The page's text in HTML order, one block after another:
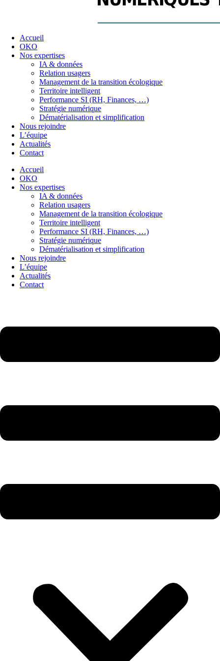
Accueil
OKO
Nos expertises
IA & données
Relation usagers
Management de la transition écologique
Territoire intelligent
Performance SI (RH, Finances, …)
Stratégie numérique
Dématérialisation et simplification
Nous rejoindre
L’équipe
Actualités
Contact
Accueil
OKO
Nos expertises
IA & données
Relation usagers
Management de la transition écologique
Territoire intelligent
Performance SI (RH, Finances, …)
Stratégie numérique
Dématérialisation et simplification
Nous rejoindre
L’équipe
Actualités
Contact